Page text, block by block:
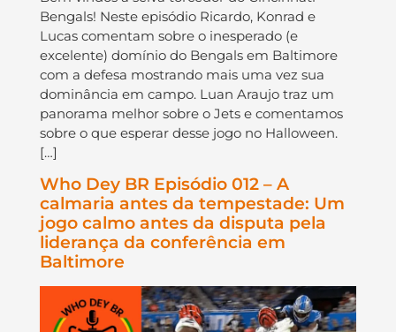
Bengals! Neste episódio Ricardo, Konrad e
Lucas comentam sobre o inesperado (e
excelente) domínio do Bengals em Baltimore
com a defesa mostrando mais uma vez sua
dominância em campo. Luan Araujo traz um
panorama melhor sobre o Jets e comentamos
sobre o que esperar desse jogo no Halloween.
[…]
Who Dey BR Episódio 012 – A
calmaria antes da tempestade: Um
jogo calmo antes da disputa pela
liderança da conferência em
Baltimore